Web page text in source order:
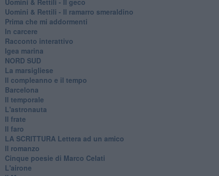
Uomini & Rettili - Il ramarro smeraldino
Prima che mi addormenti
In carcere
Racconto interattivo
Igea marina
​NORD SUD
La marsigliese
Il compleanno e il tempo
Barcelona
Il temporale
L'astronauta
Il frate
Il faro
​LA SCRITTURA Lettera ad un amico
Il romanzo
Cinque poesie di Marco Celati
L'airone